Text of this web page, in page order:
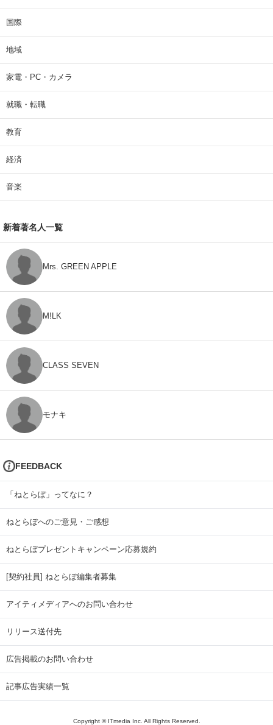
国際
地域
家電・PC・カメラ
就職・転職
教育
経済
音楽
新着著名人一覧
Mrs. GREEN APPLE
M!LK
CLASS SEVEN
モナキ
FEEDBACK
「ねとらぼ」ってなに？
ねとらぼへのご意見・ご感想
ねとらぼプレゼントキャンペーン応募規約
[契約社員] ねとらぼ編集者募集
アイティメディアへのお問い合わせ
リリース送付先
広告掲載のお問い合わせ
記事広告実績一覧
Copyright © ITmedia Inc. All Rights Reserved.